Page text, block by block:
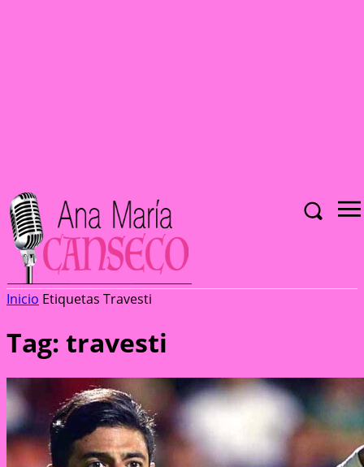
Inicio Etiquetas Travesti
Tag: travesti